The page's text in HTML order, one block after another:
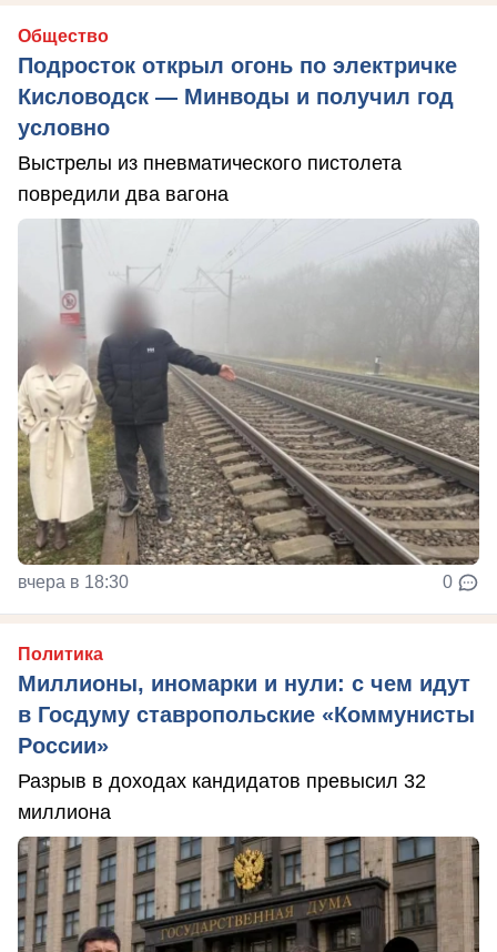
Общество
Подросток открыл огонь по электричке
Кисловодск — Минводы и получил год
условно
Выстрелы из пневматического пистолета
повредили два вагона
вчера в 18:30 0
Политика
Миллионы, иномарки и нули: с чем идут
в Госдуму ставропольские «Коммунисты
России»
Разрыв в доходах кандидатов превысил 32
миллиона